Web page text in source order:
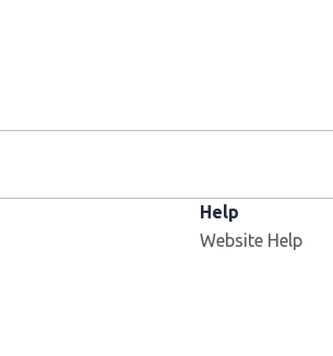
Help
Website Help